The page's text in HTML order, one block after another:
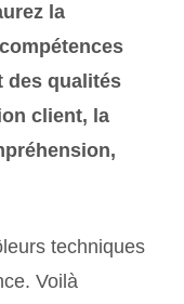
la
des qualités
client, la
techniques
Voilà